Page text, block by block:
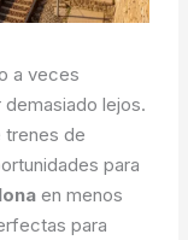
a veces
lejos.
trenes de
para
en menos
para